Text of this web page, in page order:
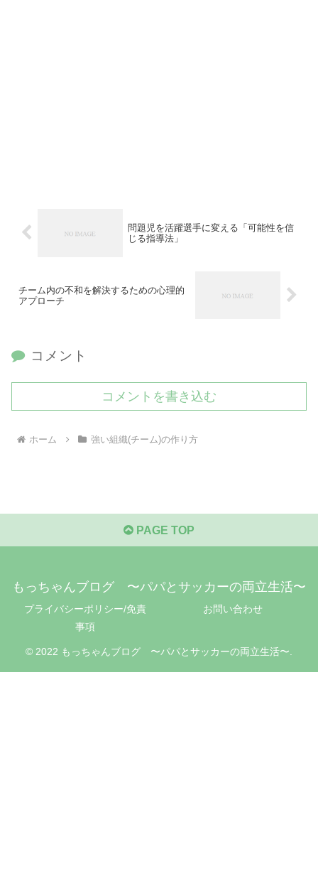
問題児を活躍選手に変える「可能性を信
じる指導法」
チーム内の不和を解決するための心理的
アプローチ
コメント
コメントを書き込む
ホーム 強い組織(チーム)の作り方
PAGE TOP
もっちゃんブログ 〜パパとサッカーの両立生活〜
プライバシーポリシー/免責
事項
お問い合わせ
© 2022 もっちゃんブログ 〜パパとサッカーの両立生活〜.